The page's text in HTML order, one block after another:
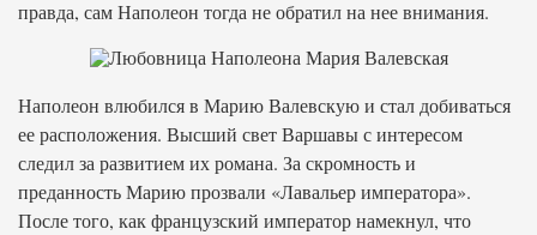
правда, сам Наполеон тогда не обратил на нее внимания.
Наполеон влюбился в Марию Валевскую и стал добиваться
ее расположения. Высший свет Варшавы с интересом
следил за развитием их романа. За скромность и
преданность Марию прозвали «Лавальер императора».
После того, как французский император намекнул, что